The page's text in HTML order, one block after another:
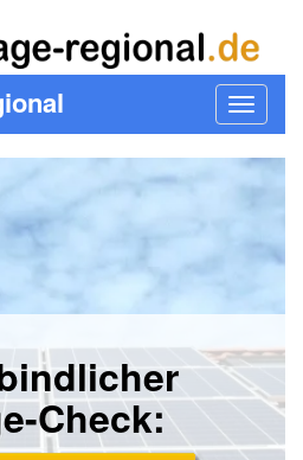
Toggle
Check: